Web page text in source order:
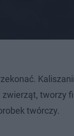
zwierząt, tworzy
twórczy.